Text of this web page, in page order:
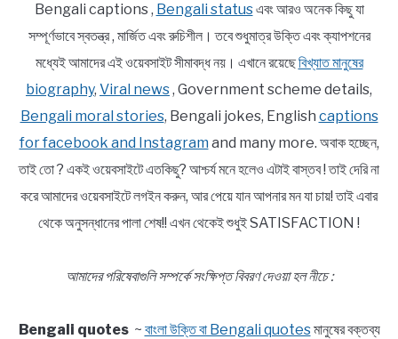
Bengali captions , Bengali statusএবং আরও অনেক কিছু যা
সম্পূর্ণভাবে স্বতন্ত্র , মার্জিত এবং রুচিশীল। তবে শুধুমাত্র উক্তি এবং ক্যাপশনের
মধ্যেই আমাদের এই ওয়েবসাইট সীমাবদ্ধ নয়। এখানে রয়েছেবিখ্যাত মানুষের
biography, Viral news, Government scheme details,
Bengali moral stories, Bengali jokes, English captions
for facebook and Instagram and many more. অবাক হচ্ছেন,
তাই তো ? একই ওয়েবসাইটে এতকিছু? আশ্চর্য মনে হলেও এটাই বাস্তব ! তাই দেরি না
করে আমাদের ওয়েবসাইটে লগইন করুন, আর পেয়ে যান আপনার মন যা চায়! তাই এবার
থেকে অনুসন্ধানের পালা শেষ!! এখন থেকেই শুধুই SATISFACTION !
আমাদের পরিষেবাগুলি সম্পর্কে সংক্ষিপ্ত বিবরণ দেওয়া হল নীচে :
Bengali quotes~ বাংলা উক্তি বা Bengali quotesমানুষের বক্তব্য